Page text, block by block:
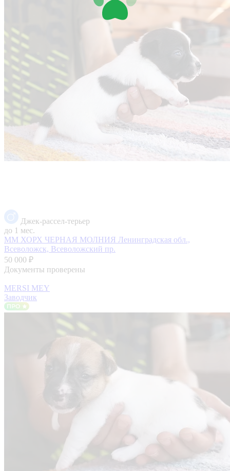
Джек-рассел-терьер
до 1 мес.
ММ ХОРХ ЧЕРНАЯ МОЛНИЯ Ленинградская обл.,
Всеволожск, Всеволожский пр.
50 000 ₽
Документы проверены
MERSI MEY
Заводчик